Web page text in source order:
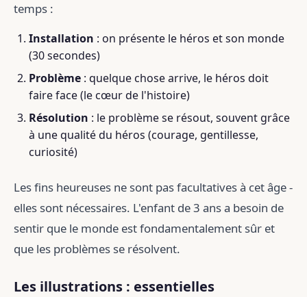
temps :
Installation : on présente le héros et son monde
(30 secondes)
Problème : quelque chose arrive, le héros doit
faire face (le cœur de l'histoire)
Résolution : le problème se résout, souvent grâce
à une qualité du héros (courage, gentillesse,
curiosité)
Les fins heureuses ne sont pas facultatives à cet âge -
elles sont nécessaires. L'enfant de 3 ans a besoin de
sentir que le monde est fondamentalement sûr et
que les problèmes se résolvent.
Les illustrations : essentielles